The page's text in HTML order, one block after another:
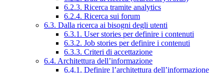
6.2.3. Ricerca tramite analytics
6.2.4. Ricerca sui forum
6.3. Dalla ricerca ai bisogni degli utenti
6.3.1. User stories per definire i contenuti
6.3.2. Job stories per definire i contenuti
6.3.3. Criteri di accettazione
6.4. Architettura dell’informazione
6.4.1. Definire l’architettura dell’informazione